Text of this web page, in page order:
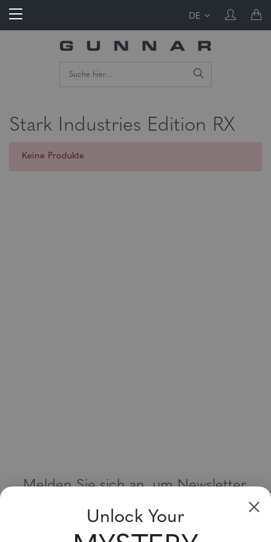
DE
Stark Industries Edition RX
Keine Produkte
Melden Sie sich an, um Newsletter,
Sonderangebote und Gutscheine zu
erhalten
Bitte geben Sie Ihre E-Mail Adresse ein und abonnieren Sie!
Unlock Your